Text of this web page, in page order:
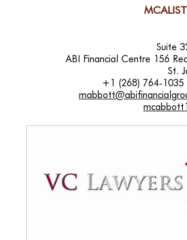
Suite
ABI Financial Centre 156
St.
+1 (268) 764-1035